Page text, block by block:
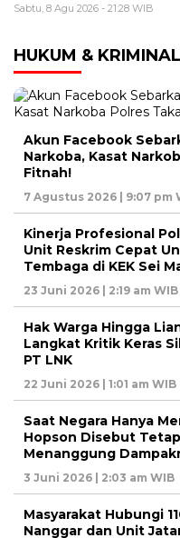
Sabtu, 8 Agu 2026 - 21:28 WIB
HUKUM & KRIMINAL
Akun Facebook
Narkoba, Kasat
Fitnah!
7 Agustus 2026 | 9:07 pm
Kinerja Profesional
Unit Reskrim Cepat
Tembaga di KEK Sei
23 Juni 2026 | 2:19 am WIB
Hak Warga Hingga
Langkat Kritik Keras
PT LNK
22 Juni 2026 | 1:01 am WIB
Saat Negara Hanya
Hopson Disebut
Menanggung
3 Juni 2026 | 2:03 am WIB
Masyarakat Hubungi
Nanggar dan Unit